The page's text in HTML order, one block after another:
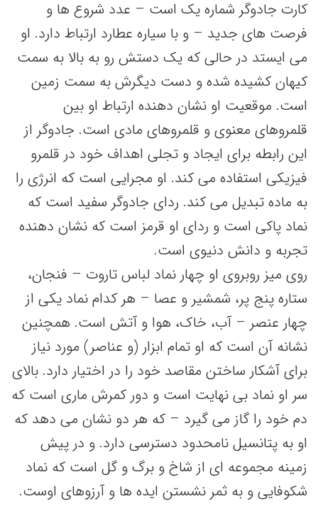
کارت جادوگر شماره یک است – عدد شروع ها و
فرصت های جدید – و با سیاره عطارد ارتباط دارد. او
می ایستد در حالی که یک دستش رو به بالا به سمت
کیهان کشیده شده و دست دیگرش به سمت زمین
است. موقعیت او نشان دهنده ارتباط او بین
قلمروهای معنوی و قلمروهای مادی است. جادوگر از
این رابطه برای ایجاد و تجلی اهداف خود در قلمرو
فیزیکی استفاده می کند. او مجرایی است که انرژی را
به ماده تبدیل می کند. ردای جادوگر سفید است که
نماد پاکی است و ردای او قرمز است که نشان دهنده
تجربه و دانش دنیوی است.
روی میز روبروی او چهار نماد لباس تاروت – فنجان،
ستاره پنج پر، شمشیر و عصا – هر کدام نماد یکی از
چهار عنصر – آب، خاک، هوا و آتش است. همچنین
نشانه آن است که او تمام ابزار (و عناصر) مورد نیاز
برای آشکار ساختن مقاصد خود را در اختیار دارد. بالای
سر او نماد بی نهایت است و دور کمرش ماری است که
دم خود را گاز می گیرد – که هر دو نشان می دهد که
او به پتانسیل نامحدود دسترسی دارد. و در پیش
زمینه مجموعه ای از شاخ و برگ و گل است که نماد
شکوفایی و به ثمر نشستن ایده ها و آرزوهای اوست.